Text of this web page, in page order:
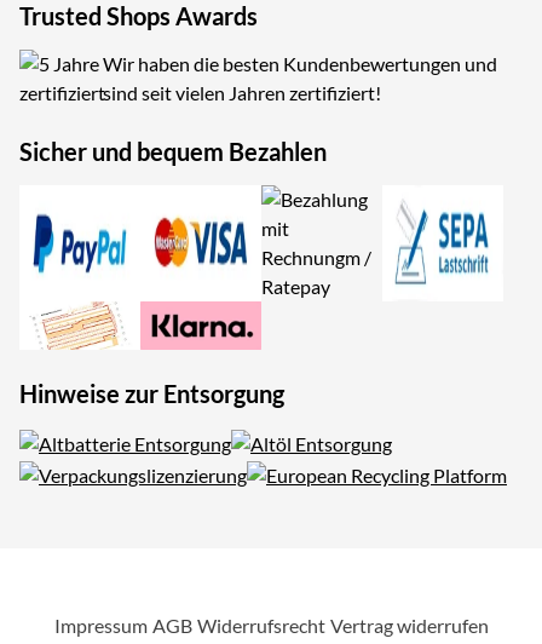
Trusted Shops Awards
Wir haben die besten Kundenbewertungen und
sind seit vielen Jahren zertifiziert!
Sicher und bequem Bezahlen
Hinweise zur Entsorgung
Impressum AGB Widerrufsrecht Vertrag widerrufen